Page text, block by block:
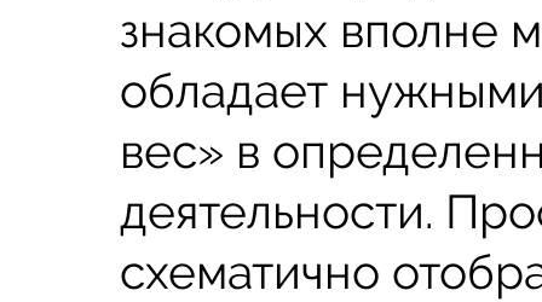
знакомых вполне
обладает
вес» в
деятельности.
схематично